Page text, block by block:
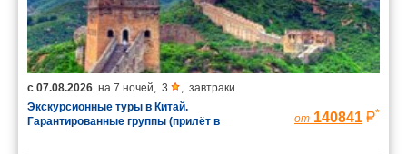
с 07.08.2026 на 7 ночей, 3 , завтраки
Экскурсионные туры в Китай.
Гарантированные группы (прилёт в
от 140841 *